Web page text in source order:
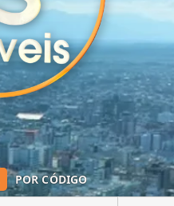
POR CÓDIGO